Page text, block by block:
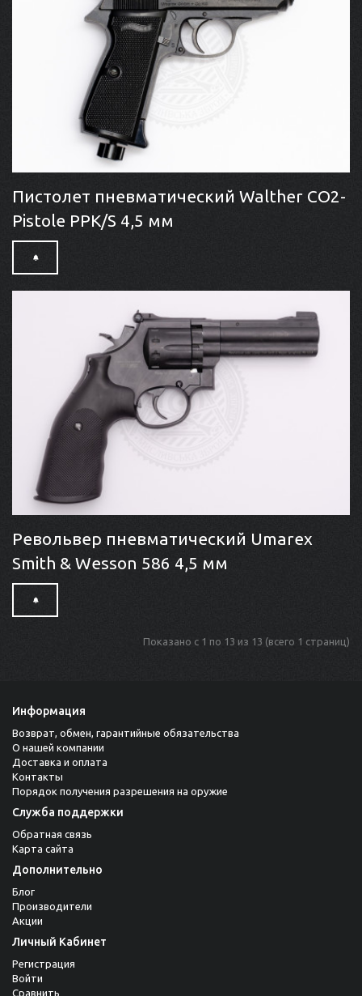
Пистолет пневматический Walther CO2-
Pistole PPK/S 4,5 мм
Револьвер пневматический Umarex
Smith & Wesson 586 4,5 мм
Показано с 1 по 13 из 13 (всего 1 страниц)
Информация
Возврат, обмен, гарантийные обязательства
О нашей компании
Доставка и оплата
Контакты
Порядок получения разрешения на оружие
Служба поддержки
Обратная связь
Карта сайта
Дополнительно
Блог
Производители
Акции
Личный Кабинет
Регистрация
Войти
Сравнить